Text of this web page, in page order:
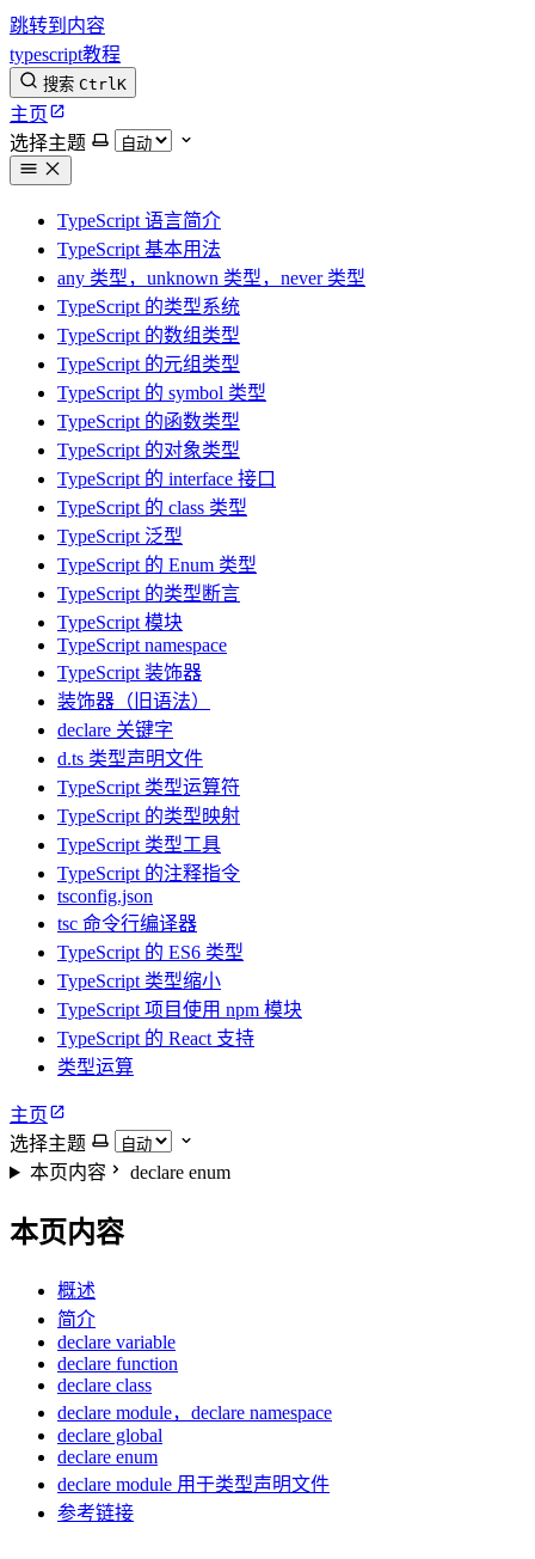
跳转到内容
typescript教程
搜索 CtrlK
主页
选择主题
TypeScript 语言简介
TypeScript 基本用法
any 类型，unknown 类型，never 类型
TypeScript 的类型系统
TypeScript 的数组类型
TypeScript 的元组类型
TypeScript 的 symbol 类型
TypeScript 的函数类型
TypeScript 的对象类型
TypeScript 的 interface 接口
TypeScript 的 class 类型
TypeScript 泛型
TypeScript 的 Enum 类型
TypeScript 的类型断言
TypeScript 模块
TypeScript namespace
TypeScript 装饰器
装饰器（旧语法）
declare 关键字
d.ts 类型声明文件
TypeScript 类型运算符
TypeScript 的类型映射
TypeScript 类型工具
TypeScript 的注释指令
tsconfig.json
tsc 命令行编译器
TypeScript 的 ES6 类型
TypeScript 类型缩小
TypeScript 项目使用 npm 模块
TypeScript 的 React 支持
类型运算
主页
选择主题
本页内容
declare enum
本页内容
概述
简介
declare variable
declare function
declare class
declare module，declare namespace
declare global
declare enum
declare module 用于类型声明文件
参考链接